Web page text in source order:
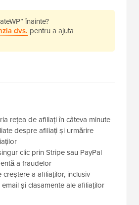
înainte?
dvs. pentru a ajuta
rețea de afiliați în câteva minute
despre afiliați și urmărire
clic prin Stripe sau PayPal
a fraudelor
creștere a afiliaților, inclusiv
și clasamente ale afiliaților